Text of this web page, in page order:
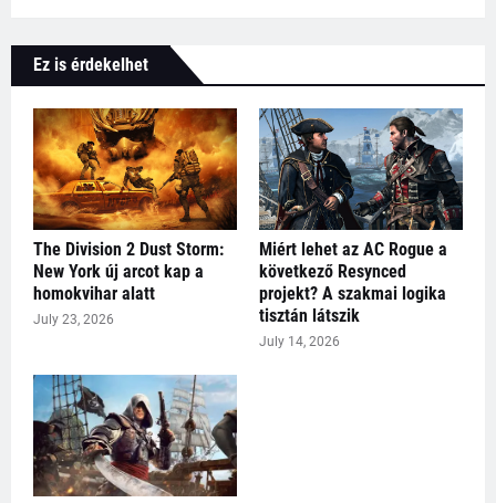
Ez is érdekelhet
The Division 2 Dust Storm:
New York új arcot kap a
homokvihar alatt
July 23, 2026
Miért lehet az AC Rogue a
következő Resynced
projekt? A szakmai logika
tisztán látszik
July 14, 2026